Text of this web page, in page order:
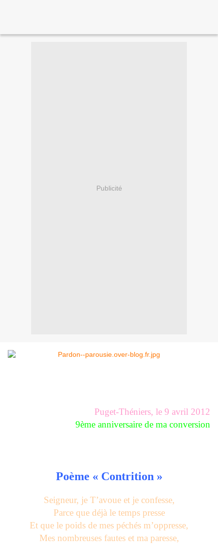
Publicité
Puget-Théniers, le 9 avril 2012
9ème anniversaire de ma conversion
Poème « Contrition »
Seigneur, je T’avoue et je confesse,
Parce que déjà le temps presse
Et que le poids de mes péchés m’oppresse,
Mes nombreuses fautes et ma paresse,